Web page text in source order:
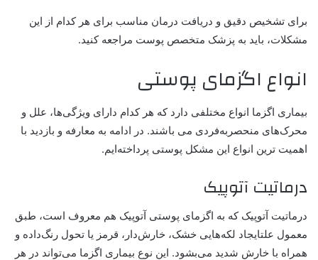
برای تشخیص دقیق و دریافت درمان مناسب برای هر کدام از این
مشکلات، باید به پزشک متخصص پوست مراجعه کنید.
انواع اگزمای پوستی
بیماری اگزما انواع مختلفی دارد که هر کدام دارای ویژگی‌ها، علل و
محرک‌های منحصربه‌فردی می باشند. در ادامه به معارفه و بازدید با
اهمیت ترین انواع این مشکل پوستی پرداخته‌ایم.
درماتیت آتوپیک
درماتیت آتوپیک که به اگزمای پوستی آتوپیک هم معروف است، طبق
معمول علتایجاد لکه‌هایی خشک، خارش‌دار، قرمز یا تحول رنگ‌داده و
همراه با خارش شدید می‌بشود. این نوع بیماری اگزما می‌تواند در هر